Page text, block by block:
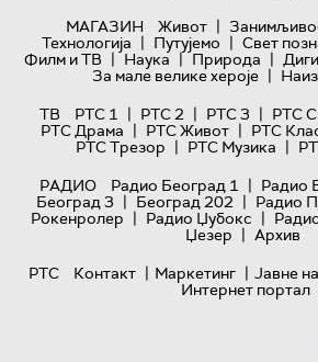
МАГАЗИН
Живот |
Технологијa | Путујемо | Свет
Филм и ТВ | Наука | Природа |
За мале велике хероје |
ТВ
РТС 1 | РТС 2 | РТС 3 | РТС
РТС Драма | РТС Живот | РТС
РТС Трезор | РТС Музика |
РАДИО
Радио Београд 1 | Радио
Београд 3 | Београд 202 | Радио
Рокенролер | Радио Џубокс |
Џезер | Архив
РТС
Контакт | Маркетинг | Јавне
Интернет портал